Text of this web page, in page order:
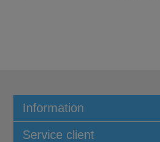
Information
Service client